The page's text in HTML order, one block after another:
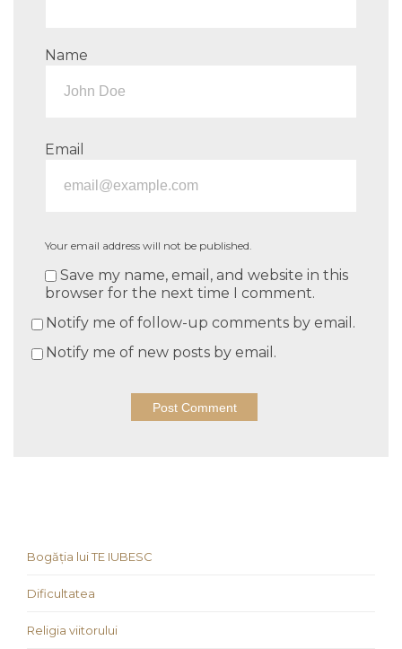
Name
Email
Your email address will not be published.
Save my name, email, and website in this
browser for the next time I comment.
Notify me of follow-up comments by email.
Notify me of new posts by email.
Bogăția lui TE IUBESC
Dificultatea
Religia viitorului